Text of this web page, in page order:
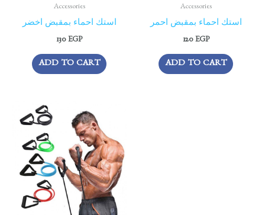
Accessories
استك احماء بمقبض اخضر
130 EGP
ADD TO CART
Accessories
استك احماء بمقبض احمر
120 EGP
ADD TO CART